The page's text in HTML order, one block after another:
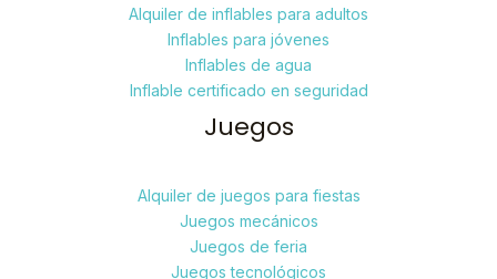
Alquiler de inflables para adultos
Inflables para jóvenes
Inflables de agua
Inflable certificado en seguridad
Juegos
Alquiler de juegos para fiestas
Juegos mecánicos
Juegos de feria
Juegos tecnológicos